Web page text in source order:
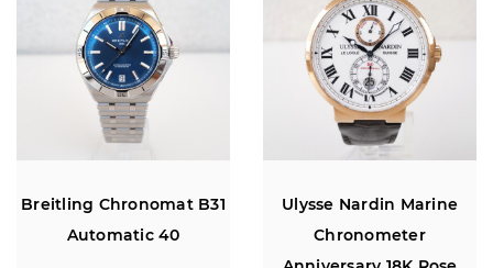
Breitling Chronomat B31
Automatic 40
Ulysse Nardin Marine
Chronometer